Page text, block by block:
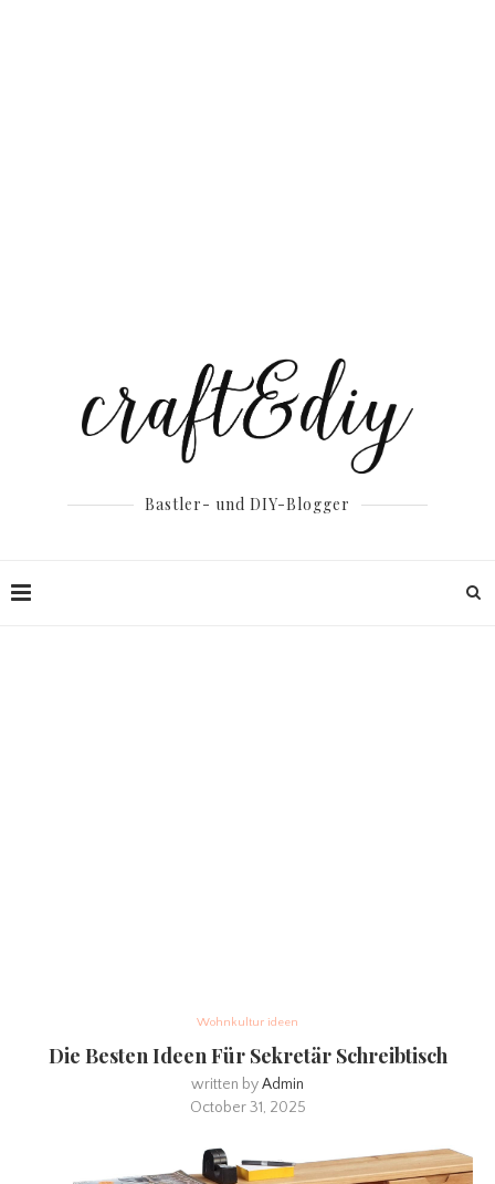
Bastler- und DIY-Blogger
Wohnkultur ideen
Die Besten Ideen Für Sekretär Schreibtisch
written byAdmin
October 31, 2025